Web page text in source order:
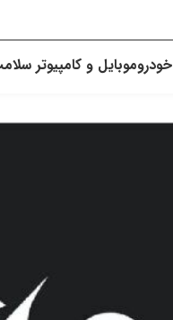
خودروموبایل و کامپیوتر